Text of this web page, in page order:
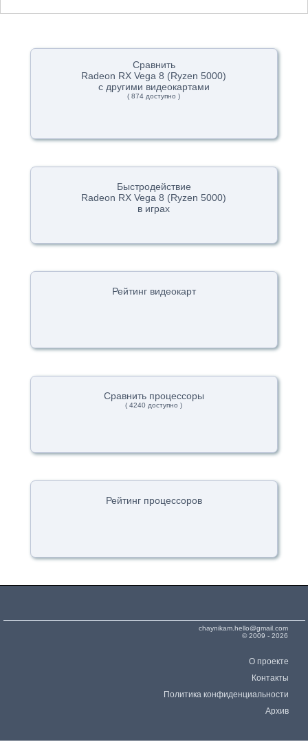
Сравнить
Radeon RX Vega 8 (Ryzen 5000)
с другими видеокартами
( 874 доступно )
Быстродействие
Radeon RX Vega 8 (Ryzen 5000)
в играх
Рейтинг видеокарт
Сравнить процессоры
( 4240 доступно )
Рейтинг процессоров
chaynikam.hello@gmail.com
© 2009 - 2026
О проекте
Контакты
Политика конфиденциальности
Архив